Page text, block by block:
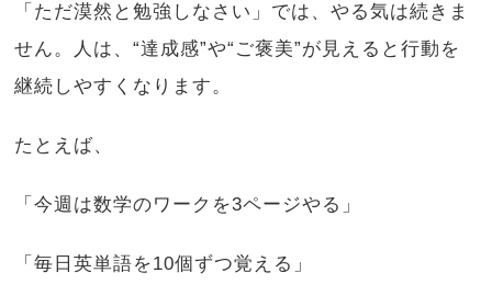
「ただ漠然と勉強しなさい」では、やる気は続きま
せん。人は、“達成感”や“ご褒美”が見えると行動を
継続しやすくなります。
たとえば、
「今週は数学のワークを3ページやる」
「毎日英単語を10個ずつ覚える」